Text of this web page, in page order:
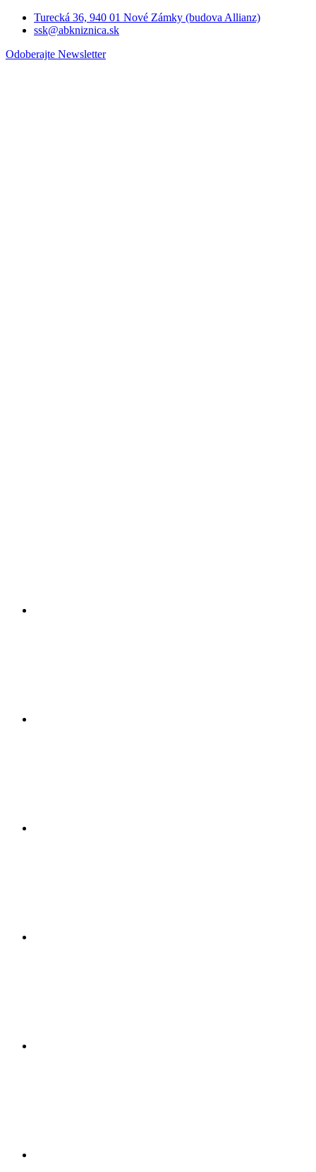
Turecká 36, 940 01 Nové Zámky (budova Allianz)
ssk@abkniznica.sk
Odoberajte Newsletter